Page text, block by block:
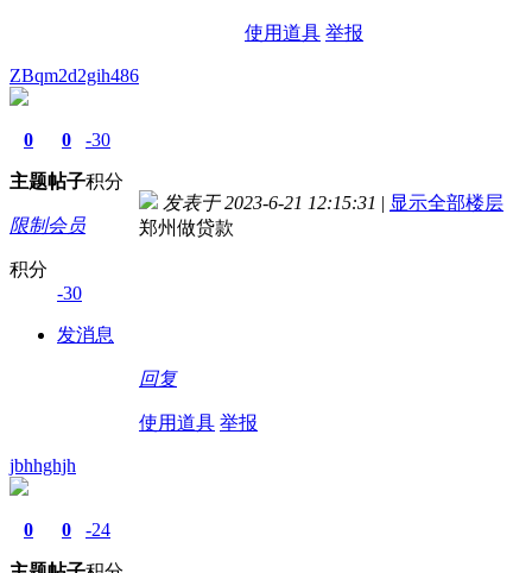
使用道具 举报
ZBqm2d2gih486
0
主题
0
帖子
-30
积分
限制会员
积分
-30
发消息
发表于 2023-6-21 12:15:31 | 显示全部楼层
郑州做贷款
回复
使用道具 举报
jbhhghjh
0 0 -24